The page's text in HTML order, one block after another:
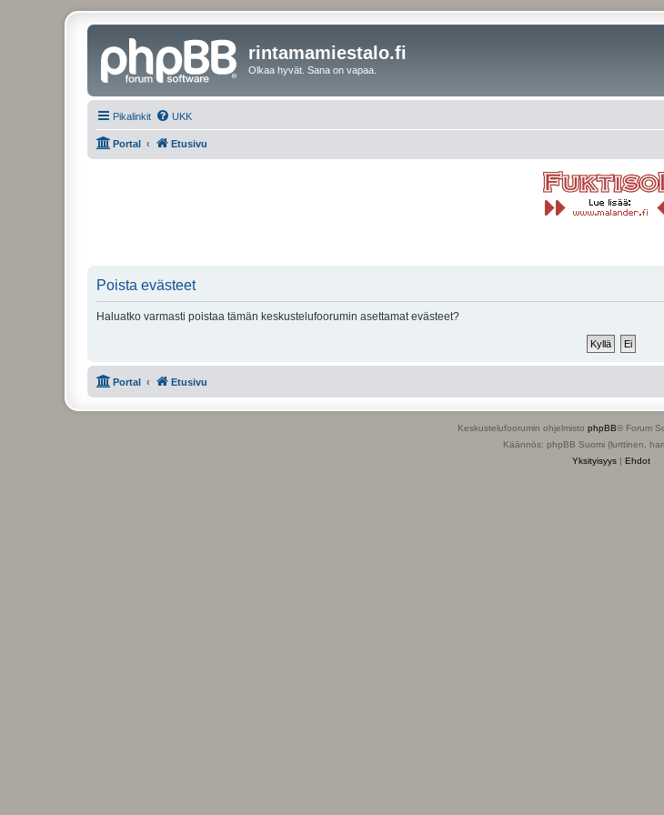
rintamamiestalo.fi
Olkaa hyvät. Sana on vapaa.
Pikalinkit UKK
Portal Etusivu
Poista evästeet
Haluatko varmasti poistaa tämän keskustelufoorumin asettamat evästeet?
Portal Etusivu
Keskustelufoorumin ohjelmisto phpBB® Forum
Käännös: phpBB Suomi (lurttinen,
Yksityisyys | Ehdot